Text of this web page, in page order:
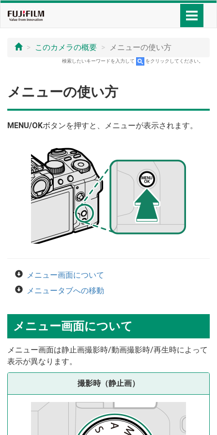
このカメラの概要 メニューの使い方
検索したいキーワードを入力して をクリックしてください。
メニューの使い方
MENU/OKボタンを押すと、メニューが表示されます。
メニュー画面について
メニュータブへの移動
メニュー画面について
メニュー画面は静止画撮影時/動画撮影時/再生時によって
表示が異なります。
撮影時（静止画）